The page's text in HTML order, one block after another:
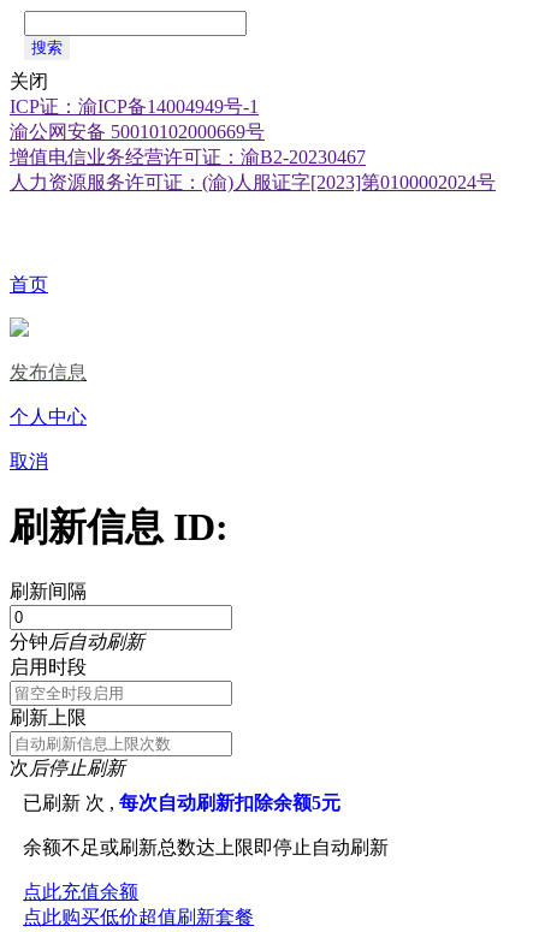
搜索
关闭
ICP证：渝ICP备14004949号-1
渝公网安备 50010102000669号
增值电信业务经营许可证：渝B2-20230467
人力资源服务许可证：(渝)人服证字[2023]第0100002024号
首页
发布信息
个人中心
取消
刷新信息 ID:
刷新间隔
分钟后自动刷新
启用时段
刷新上限
次后停止刷新
已刷新 次 ,每次自动刷新扣除余额5元
余额不足或刷新总数达上限即停止自动刷新
点此充值余额
点此购买低价超值刷新套餐